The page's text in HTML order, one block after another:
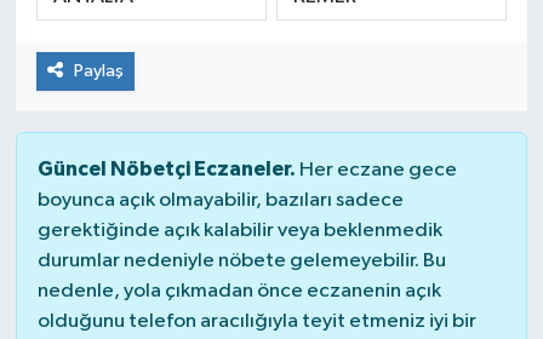
Paylaş
Güncel Nöbetçi Eczaneler. Her eczane gece
boyunca açık olmayabilir, bazıları sadece
gerektiğinde açık kalabilir veya beklenmedik
durumlar nedeniyle nöbete gelemeyebilir. Bu
nedenle, yola çıkmadan önce eczanenin açık
olduğunu telefon aracılığıyla teyit etmeniz iyi bir